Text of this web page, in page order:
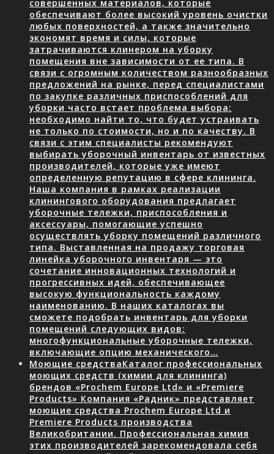
совершенных материалов, которые
обеспечивают более высокий уровень очистки
любых поверхностей, а также значительно
экономят время и силы, которые
затрачиваются клинером на уборку
помещения вне зависимости от ее типа. В
связи с огромным количеством разнообразных
предложений на рынке, перед специалистами
по закупке различных приспособлений для
уборки часто встает проблема выбора:
необходимо найти то, что будет устраивать
не только по стоимости, но и по качеству. В
связи с этим специалисты рекомендуют
выбирать уборочный инвентарь от известных
производителей, которые уже имеют
определенную репутацию в сфере клининга.
Наша компания в рамках реализации
клинингового оборудования предлагает
уборочные тележки, приспособления и
аксессуары, помогающие успешно
осуществлять уборку помещений различного
типа. Выставленная на продажу торговая
линейка уборочного инвентаря — это
сочетание инновационных технологий и
прогрессивных идей, обеспечивающее
высокую функциональность каждому
наименованию. В наших каталогах вы
сможете подобрать инвентарь для уборки
помещений следующих видов:
многофункциональные уборочные тележки,
включающие опцию механического…
Моющие средстваКаталог профессиональных
моющих средств (химии для клининга)
брендов «Prochem Europe Ltd» и «Premiere
Products» Компания «Радник» представляет
моющие средства Prochem Europe Ltd и
Premiere Products производства
Великобритании. Профессиональная химия
этих производителей зарекомендовала себя